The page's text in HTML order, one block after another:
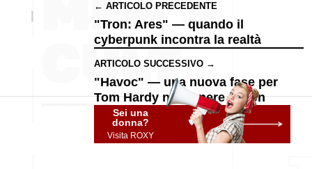
← ARTICOLO PRECEDENTE
"Tron: Ares" — quando il
cyberpunk incontra la realtà
ARTICOLO SUCCESSIVO →
"Havoc" — una nuova fase per
Tom Hardy nel genere action
Sei una
donna?
Visita ROXY